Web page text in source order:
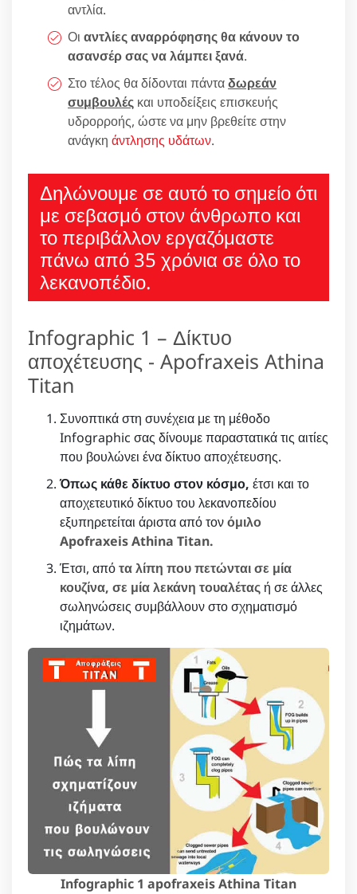
αντλία.
Οι αντλίες αναρρόφησης θα κάνουν το
ασανσέρ σας να λάμπει ξανά.
Στο τέλος θα δίδονται πάνταδωρεάν
συμβουλές και υποδείξεις επισκευής
υδρορροής, ώστε να μην βρεθείτε στην
ανάγκη άντλησης υδάτων.
Δηλώνουμε σε αυτό το σημείο ότι
με σεβασμό στον άνθρωπο και
το περιβάλλον εργαζόμαστε
πάνω από 35 χρόνια σε όλο το
λεκανοπέδιο.
Infographic 1 – Δίκτυο
αποχέτευσης - Apofraxeis Athina
Titan
Συνοπτικά στη συνέχεια με τη μέθοδο
Infographic σας δίνουμε παραστατικά τις αιτίες
που βουλώνει ένα δίκτυο αποχέτευσης.
Όπως κάθε δίκτυο στον κόσμο, έτσι και το
αποχετευτικό δίκτυο του λεκανοπεδίου
εξυπηρετείται άριστα από τονόμιλο
Apofraxeis Athina Titan.
Έτσι, απότα λίπη που πετώνται σε μία
κουζίνα, σε μία λεκάνη τουαλέτας ή σε άλλες
σωληνώσεις συμβάλλουν στο σχηματισμό
ιζημάτων.
Infographic 1 apofraxeis Athina Titan